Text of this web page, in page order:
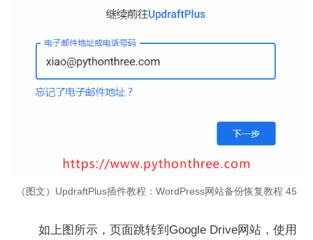
（图文）UpdraftPlus插件教程：WordPress网站备份恢复教程 45
如上图所示，页面跳转到Google Drive网站，使用